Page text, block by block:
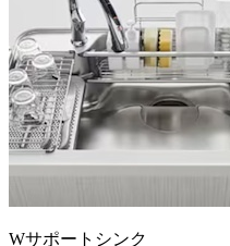
Wサポートシンク